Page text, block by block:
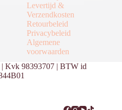
Levertijd &
Verzendkosten
Retourbeleid
Privacybeleid
Algemene
voorwaarden
Kvk 98393707 | BTW id